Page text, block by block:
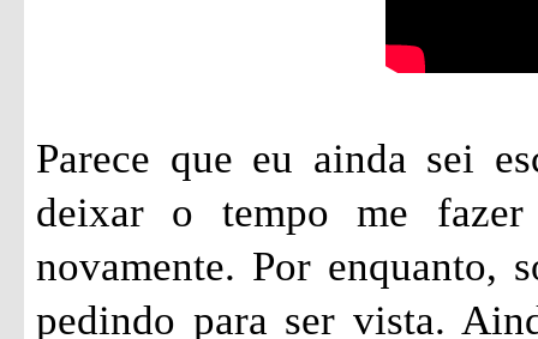
Parece que eu ainda sei
deixar o tempo me fazer
novamente. Por enquanto,
pedindo para ser vista.